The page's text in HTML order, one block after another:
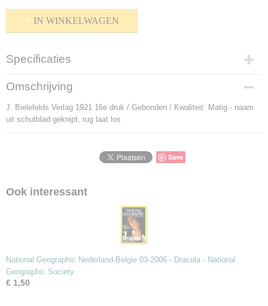
IN WINKELWAGEN
Specificaties
Productcode
P-906205
Bruto gewicht
180,00 g
Omschrijving
J. Bielefelds Verlag 1921 16e druk / Gebonden / Kwaliteit: Matig - naam
uit schutblad geknipt, rug laat los
Save
Ook interessant
National Geographic Nederland-Belgie 03-2006 - Dracula - National
Geographic Society
€ 1,50